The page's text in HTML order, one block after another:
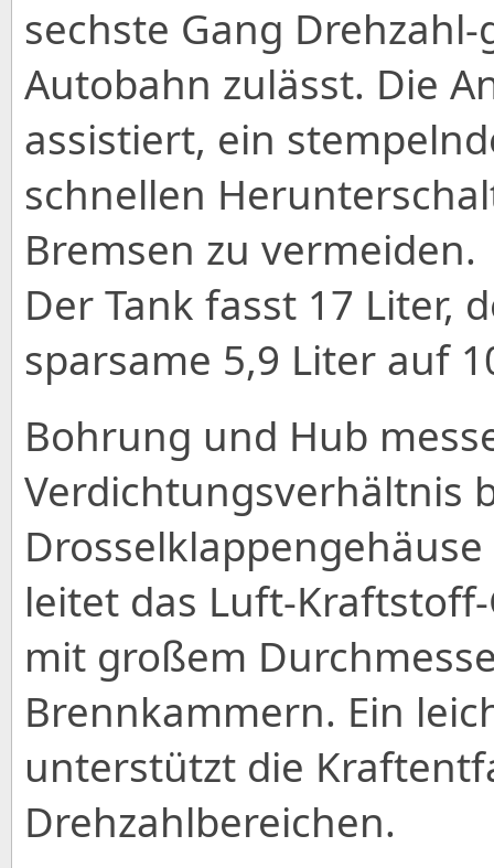
sechste Gang
Autobahn zulässt. Die
assistiert, ein
schnellen
Bremsen zu vermeiden.
Der Tank fasst 17 Liter,
sparsame 5,9 Liter auf
Bohrung und Hub
Verdichtungsverhältnis
leitet das Luft-
mit großem
Brennkammern. Ein
unterstützt die
Drehzahlbereichen.